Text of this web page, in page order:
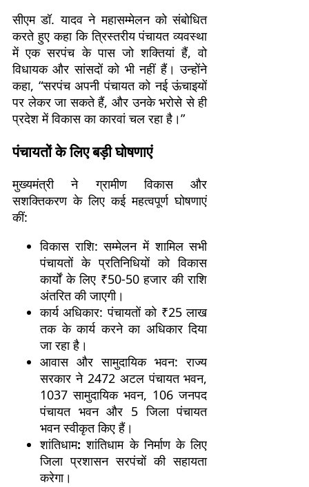
सीएम डॉ. यादव ने महासम्मेलन को संबोधित
करते हुए कहा कि त्रिस्तरीय पंचायत व्यवस्था
में एक सरपंच के पास जो शक्तियां हैं, वो
विधायक और सांसदों को भी नहीं हैं। उन्होंने
कहा, “सरपंच अपनी पंचायत को नई ऊंचाइयों
पर लेकर जा सकते हैं, और उनके भरोसे से ही
प्रदेश में विकास का कारवां चल रहा है।”
पंचायतों के लिए बड़ी घोषणाएं
मुख्यमंत्री ने ग्रामीण विकास और
सशक्तिकरण के लिए कई महत्वपूर्ण घोषणाएं
कीं:
विकास राशि: सम्मेलन में शामिल सभी
पंचायतों के प्रतिनिधियों को विकास
कार्यों के लिए ₹50-50 हजार की राशि
अंतरित की जाएगी।
कार्य अधिकार: पंचायतों को ₹25 लाख
तक के कार्य करने का अधिकार दिया
जा रहा है।
आवास और सामुदायिक भवन: राज्य
सरकार ने 2472 अटल पंचायत भवन,
1037 सामुदायिक भवन, 106 जनपद
पंचायत भवन और 5 जिला पंचायत
भवन स्वीकृत किए हैं।
शांतिधाम: शांतिधाम के निर्माण के लिए
जिला प्रशासन सरपंचों की सहायता
करेगा।